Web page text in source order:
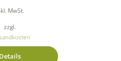
MwSt.
zzgl.
Details